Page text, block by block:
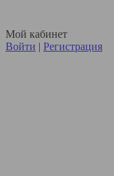
Мой кабинет
Войти | Регистрация